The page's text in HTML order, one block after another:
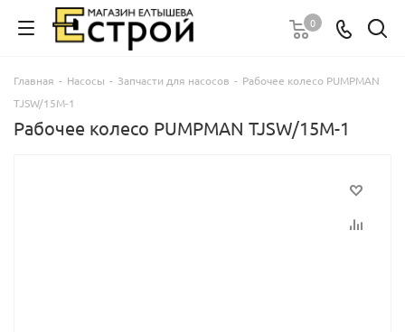
0
Главная - Насосы - Запчасти для насосов - Рабочее колесо PUMPMAN
TJSW/15M-1
Рабочее колесо PUMPMAN TJSW/15M-1